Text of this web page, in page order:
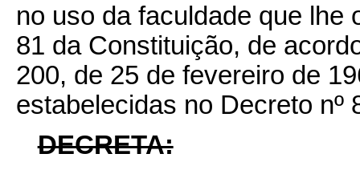
no uso da faculdade que lhe
81 da Constituição, de
200, de 25 de fevereiro de
estabelecidas no Decreto nº
DECRETA: